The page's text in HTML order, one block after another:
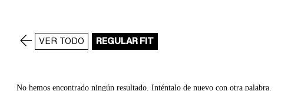
VER TODO REGULAR FIT
No hemos encontrado ningún resultado. Inténtalo de nuevo con otra palabra.